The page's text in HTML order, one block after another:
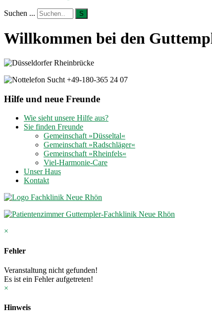
Suchen ... S
Willkommen bei den
Hilfe und neue Freunde
Wie sieht unsere Hilfe aus?
Sie finden Freunde
Gemeinschaft »Düsseltal«
Gemeinschaft »Radschläger«
Gemeinschaft »Rheinfels«
Viel-Harmonie-Care
Unser Haus
Kontakt
×
Fehler
Veranstaltung nicht gefunden!
Es ist ein Fehler aufgetreten!
×
Hinweis